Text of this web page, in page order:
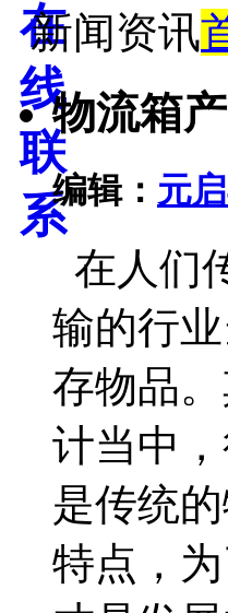
新闻资讯
物流箱
编辑： 元
在人们
输的行
存物品
计当中
是传统
特点，